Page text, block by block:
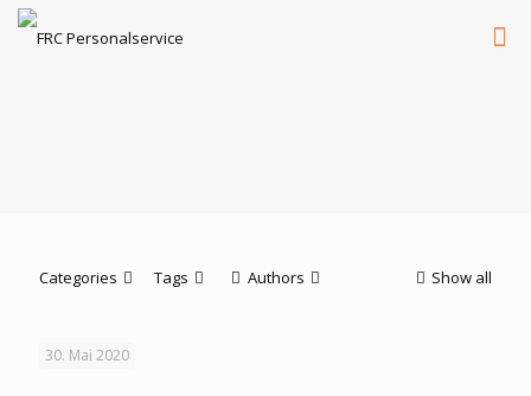
Categories Tags Authors Show all
30. Mai 2020